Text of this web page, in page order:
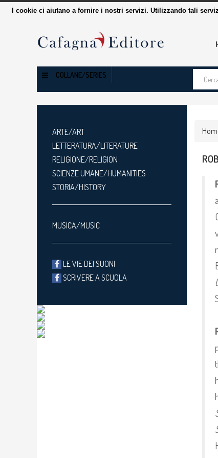
COLLANE/SERIES
Cerca
tra
ARTE/ART
LETTERATURA/LITERATURE
RELIGIONE/RELIGION
SCIENZE UMANE/HUMANITIES
STORIA/HISTORY
MUSICA/MUSIC
LE VIE DEI SUONI
SCRIVERE A SCUOLA
I cookie ci aiutano a fornire i nostri servizi. Utilizzando tali